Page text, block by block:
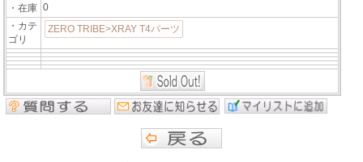
・在庫 0
・カテ
ゴリ
ZERO TRIBE>XRAY T4パーツ